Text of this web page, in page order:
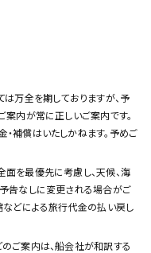
万全を期しておりますが、予
案内が常に正しいご案内です。
補償はいたしかねます。予めご
を最優先に考慮し、天候、海
告なしに変更される場合がご
などによる旅行代金の払い戻し
ご案内は、船会社が和訳する